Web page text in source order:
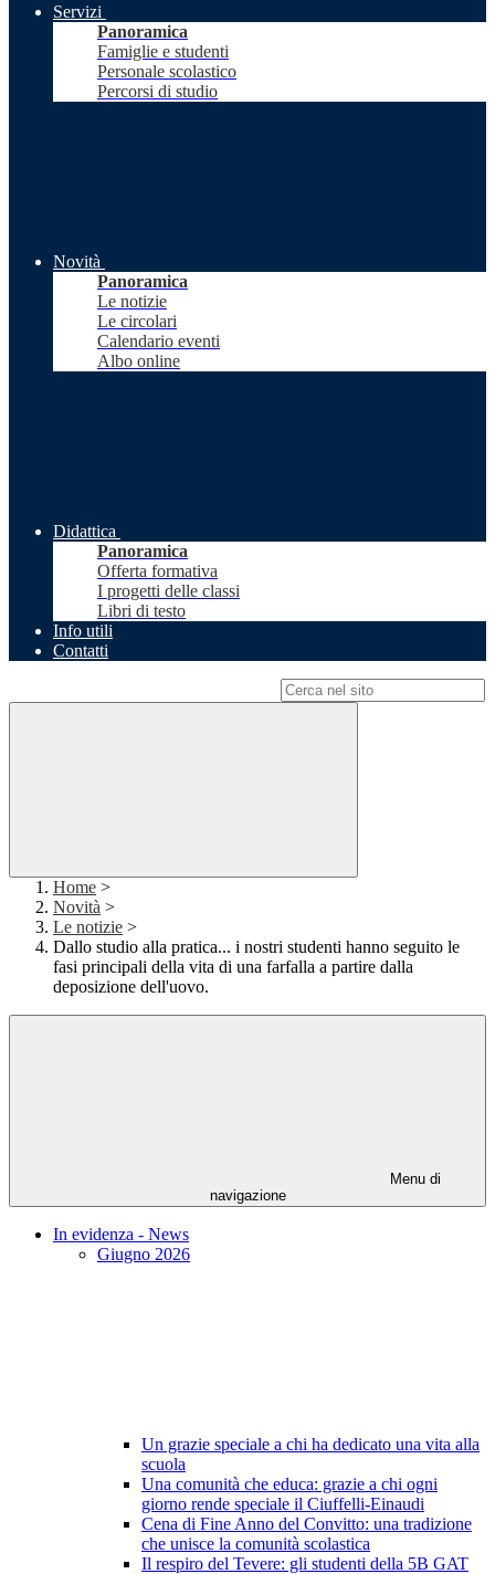
Servizi
Panoramica
Famiglie e studenti
Personale scolastico
Percorsi di studio
Novità
Panoramica
Le notizie
Le circolari
Calendario eventi
Albo online
Didattica
Panoramica
Offerta formativa
I progetti delle classi
Libri di testo
Info utili
Contatti
Home >
Novità >
Le notizie >
Dallo studio alla pratica... i nostri studenti hanno seguito le
fasi principali della vita di una farfalla a partire dalla
deposizione dell'uovo.
Menu di
navigazione
In evidenza - News
Giugno 2026
Un grazie speciale a chi ha dedicato una vita alla
scuola
Una comunità che educa: grazie a chi ogni
giorno rende speciale il Ciuffelli-Einaudi
Cena di Fine Anno del Convitto: una tradizione
che unisce la comunità scolastica
Il respiro del Tevere: gli studenti della 5B GAT